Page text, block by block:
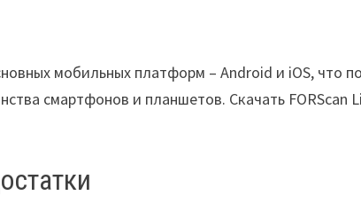
мобильных платформ – Android и iOS, что
смартфонов и планшетов. Скачать FORScan